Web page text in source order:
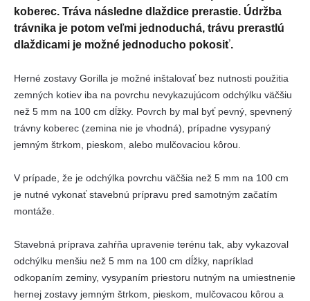
koberec. Tráva následne dlaždice prerastie. Údržba
trávnika je potom veľmi jednoduchá, trávu prerastlú
dlaždicami je možné jednoducho pokosiť.
Herné zostavy Gorilla je možné inštalovať bez nutnosti použitia
zemných kotiev iba na povrchu nevykazujúcom odchýlku väčšiu
než 5 mm na 100 cm dĺžky. Povrch by mal byť pevný, spevnený
trávny koberec (zemina nie je vhodná), prípadne vysypaný
jemným štrkom, pieskom, alebo mulčovaciou kôrou.
V prípade, že je odchýlka povrchu väčšia než 5 mm na 100 cm
je nutné vykonať stavebnú prípravu pred samotným začatím
montáže.
Stavebná príprava zahŕňa upravenie terénu tak, aby vykazoval
odchýlku menšiu než 5 mm na 100 cm dĺžky, napríklad
odkopaním zeminy, vysypaním priestoru nutným na umiestnenie
hernej zostavy jemným štrkom, pieskom, mulčovacou kôrou a